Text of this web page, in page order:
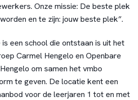
Onze missie: De beste plek
en te zijn: jouw beste plek”.
een school die ontstaan is uit het
Carmel Hengelo en Openbare
om samen het vmbo
te geven. De locatie kent een
voor de leerjaren 1 tot en met